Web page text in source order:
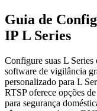
Guia de
IP L Series
Configure suas L
software de vigilância
personalizado para L
RTSP oferece opções
para segurança